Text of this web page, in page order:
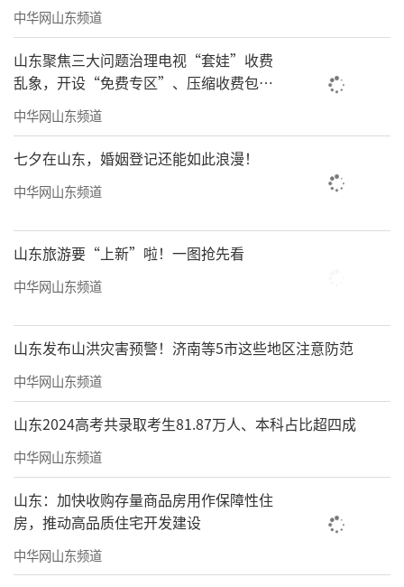
中华网山东频道
山东聚焦三大问题治理电视“套娃”收费
乱象，开设“免费专区”、压缩收费包比
例70%以上
中华网山东频道
七夕在山东，婚姻登记还能如此浪漫！
中华网山东频道
山东旅游要“上新”啦！一图抢先看
中华网山东频道
山东发布山洪灾害预警！济南等5市这些地区注意防范
中华网山东频道
山东2024高考共录取考生81.87万人、本科占比超四成
中华网山东频道
山东：加快收购存量商品房用作保障性住
房，推动高品质住宅开发建设
中华网山东频道